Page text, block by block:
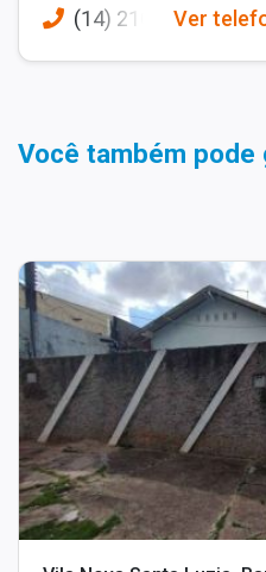
(14) 210 Ver
Você também pode